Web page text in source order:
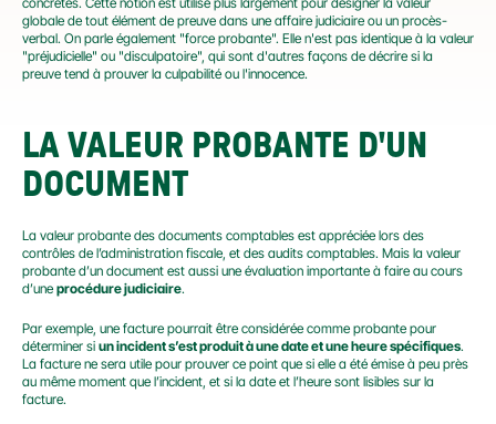
globale de tout élément de preuve dans une affaire judiciaire ou un procès-
verbal. On parle également "force probante". Elle n'est pas identique à la valeur
"préjudicielle" ou "disculpatoire", qui sont d'autres façons de décrire si la
preuve tend à prouver la culpabilité ou l'innocence.
LA VALEUR PROBANTE D'UN
DOCUMENT
La valeur probante des documents comptables est appréciée lors des
contrôles de l’administration fiscale, et des audits comptables. Mais la valeur
probante d’un document est aussi une évaluation importante à faire au cours
d’une procédure judiciaire.
Par exemple, une facture pourrait être considérée comme probante pour
déterminer si un incident s’est produit à une date et une heure spécifiques.
La facture ne sera utile pour prouver ce point que si elle a été émise à peu près
au même moment que l’incident, et si la date et l’heure sont lisibles sur la
facture.